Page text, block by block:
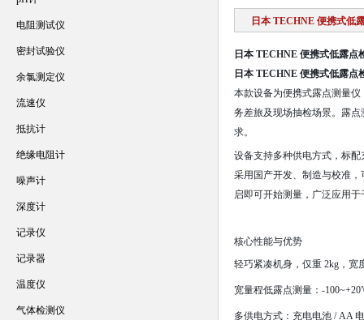
日本 TECHNE 便携式低
日本 TECHNE 便携式低露点
日本 TECHNE 便携式低露点
本款设备为便携式露点测量
务差旅及现场抽检场景。露
求。
设备支持多种供电方式，标
采用国产开发、制造与校准
启即可开始测量，广泛应用
核心性能与优势
轻巧紧凑机身，仅重 2kg，宽
宽量程低露点测量：-
多供电方式：充电电池 / AA
电阻测试仪
密封试验仪
余氯测定仪
流速仪
抵抗计
绝缘电阻计
噪声计
深度计
记录仪
记录器
温度仪
气体检测仪